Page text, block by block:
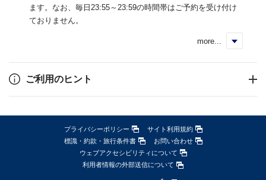
ます。なお、毎日23:55～23:59の時間帯はご予約を受け付け
ておりません。
more...
ご利用のヒント
プライバシーポリシー
サイト利用規約
標識・約款・旅行条件書
お問い合わせ
ウェブアクセシビリティについて
利用者情報の外部送信について